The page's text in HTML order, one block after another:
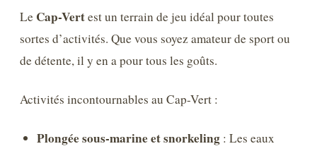
Le Cap-Vertest un terrain de jeu idéal pour toutes
sortes d’activités. Que vous soyez amateur de sport ou
de détente, il y en a pour tous les goûts.
Activités incontournables au Cap-Vert :
Plongée sous-marine et snorkeling : Les eaux